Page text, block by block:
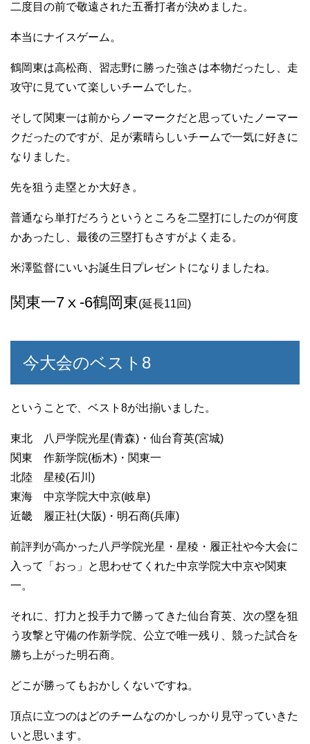
二度目の前で敬遠された五番打者が決めました。
本当にナイスゲーム。
鶴岡東は高松商、習志野に勝った強さは本物だったし、走
攻守に見ていて楽しいチームでした。
そして関東一は前からノーマークだと思っていたノーマー
クだったのですが、足が素晴らしいチームで一気に好きに
なりました。
先を狙う走塁とか大好き。
普通なら単打だろうというところを二塁打にしたのが何度
かあったし、最後の三塁打もさすがよく走る。
米澤監督にいいお誕生日プレゼントになりましたね。
関東一7ⅹ-6鶴岡東(延長11回)
今大会のベスト8
ということで、ベスト8が出揃いました。
東北 八戸学院光星(青森)・仙台育英(宮城)
関東 作新学院(栃木)・関東一
北陸 星稜(石川)
東海 中京学院大中京(岐阜)
近畿 履正社(大阪)・明石商(兵庫)
前評判が高かった八戸学院光星・星稜・履正社や今大会に
入って「おっ」と思わせてくれた中京学院大中京や関東
一。
それに、打力と投手力で勝ってきた仙台育英、次の塁を狙
う攻撃と守備の作新学院、公立で唯一残り、競った試合を
勝ち上がった明石商。
どこが勝ってもおかしくないですね。
頂点に立つのはどのチームなのかしっかり見守っていきた
いと思います。